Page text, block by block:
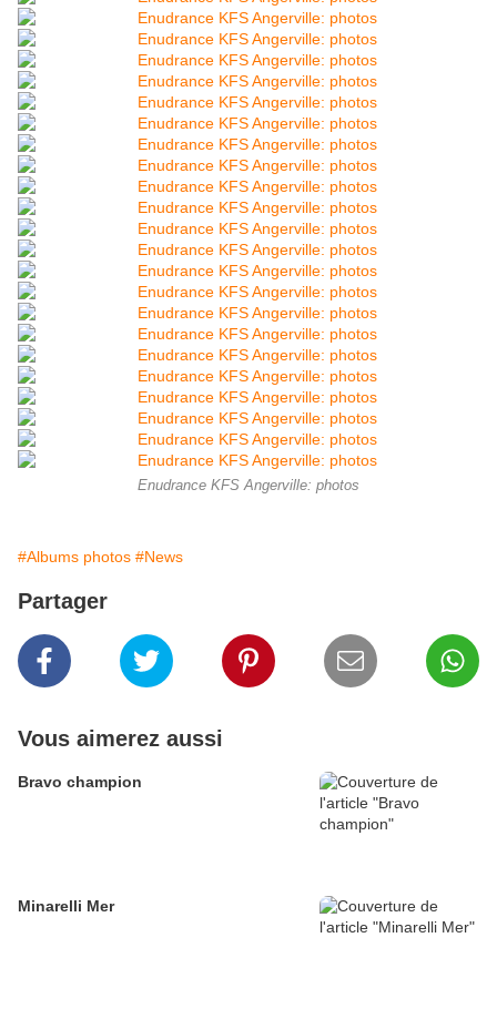
Enudrance KFS Angerville: photos
#Albums photos #News
Partager
Vous aimerez aussi
Bravo champion
Minarelli Mer